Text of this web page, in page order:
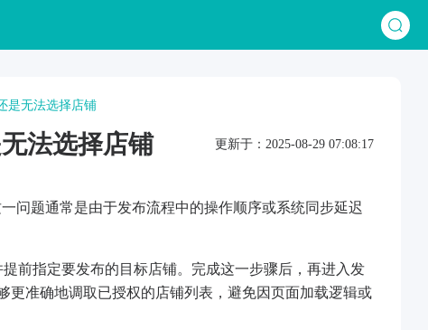
是无法选择店铺
法选择店铺 更新于：2025-08-29 07:08:17
问题通常是由于发布流程中的操作顺序或系统同步延迟
前指定要发布的目标店铺。完成这一步骤后，再进入发
更准确地调取已授权的店铺列表，避免因页面加载逻辑或